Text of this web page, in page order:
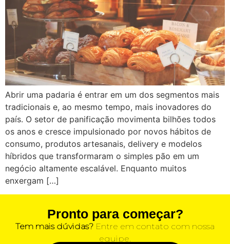
Abrir uma padaria é entrar em um dos segmentos mais
tradicionais e, ao mesmo tempo, mais inovadores do
país. O setor de panificação movimenta bilhões todos
os anos e cresce impulsionado por novos hábitos de
consumo, produtos artesanais, delivery e modelos
híbridos que transformaram o simples pão em um
negócio altamente escalável. Enquanto muitos
enxergam […]
Pronto para começar?
Tem mais dúvidas? Entre em contato com nossa
equipe.